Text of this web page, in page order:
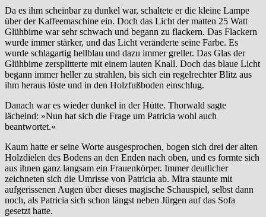
Da es ihm scheinbar zu dunkel war, schaltete er die kleine Lampe
über der Kaffeemaschine ein. Doch das Licht der matten 25 Watt
Glühbirne war sehr schwach und begann zu flackern. Das Flackern
wurde immer stärker, und das Licht veränderte seine Farbe. Es
wurde schlagartig hellblau und dazu immer greller. Das Glas der
Glühbirne zersplitterte mit einem lauten Knall. Doch das blaue Licht
begann immer heller zu strahlen, bis sich ein regelrechter Blitz aus
ihm heraus löste und in den Holzfußboden einschlug.
Danach war es wieder dunkel in der Hütte. Thorwald sagte
lächelnd: »Nun hat sich die Frage um Patricia wohl auch
beantwortet.«
Kaum hatte er seine Worte ausgesprochen, bogen sich drei der alten
Holzdielen des Bodens an den Enden nach oben, und es formte sich
aus ihnen ganz langsam ein Frauenkörper. Immer deutlicher
zeichneten sich die Umrisse von Patricia ab. Mira staunte mit
aufgerissenen Augen über dieses magische Schauspiel, selbst dann
noch, als Patricia sich schon längst neben Jürgen auf das Sofa
gesetzt hatte.